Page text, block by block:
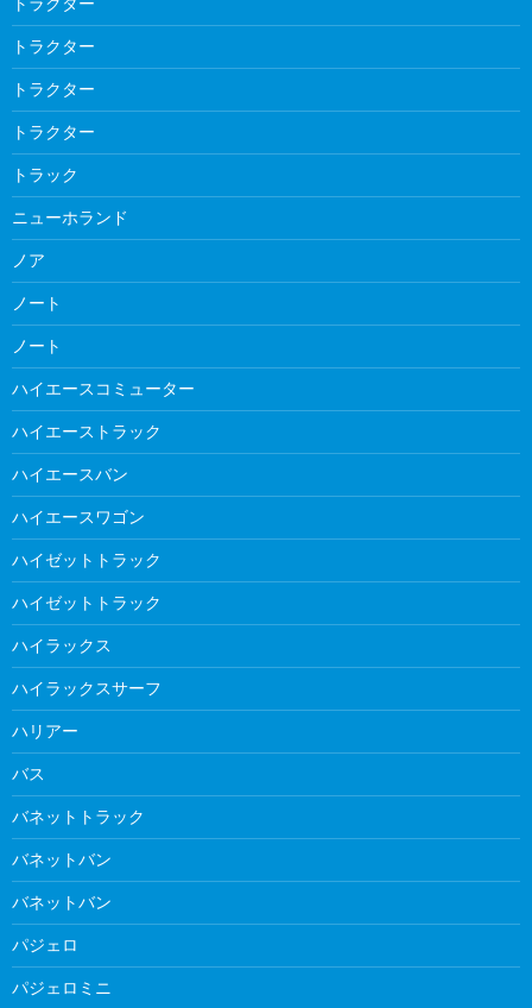
トラクター
トラクター
トラクター
トラック
ニューホランド
ノア
ノート
ノート
ハイエースコミューター
ハイエーストラック
ハイエースバン
ハイエースワゴン
ハイゼットトラック
ハイゼットトラック
ハイラックス
ハイラックスサーフ
ハリアー
バス
バネットトラック
バネットバン
バネットバン
パジェロ
パジェロミニ